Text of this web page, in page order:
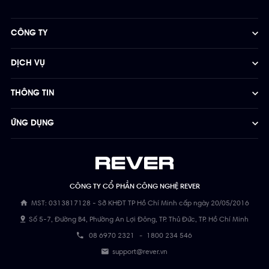
CÔNG TY CỔ PHẦN CÔNG NGHỆ REVER
MST: 0313817128 - Sở KHĐT TP Hồ Chí Minh cấp ngày 20/05/2016
Số 5-7, Đường B4, Phường An Lợi Đông, TP. Thủ Đức, TP. Hồ Chí Minh
08 6970 2321 - 1800 234 546
support@rever.vn
CÔNG TY
DỊCH VỤ
THÔNG TIN
ỨNG DỤNG